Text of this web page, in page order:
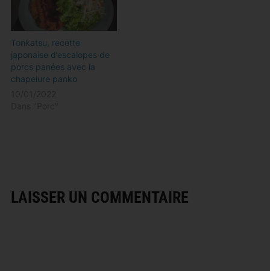
Tonkatsu, recette
japonaise d’escalopes de
porcs panées avec la
chapelure panko
LAISSER UN COMMENTAIRE